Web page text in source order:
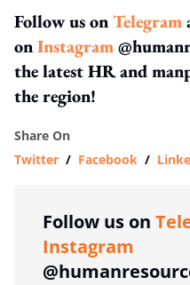
Follow us onTelegram
onInstagram
the latest HR and
the region!
Share On
Twitter / Facebook /
Follow us on
Instagram